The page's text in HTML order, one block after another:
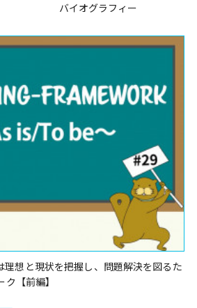
バイオグラフィー
理想と現状を把握し、問題解決を図るた
【前編】